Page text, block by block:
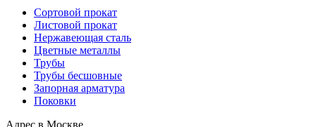
Сортовой прокат
Листовой прокат
Нержавеющая сталь
Цветные металлы
Трубы
Трубы бесшовные
Запорная арматура
Поковки